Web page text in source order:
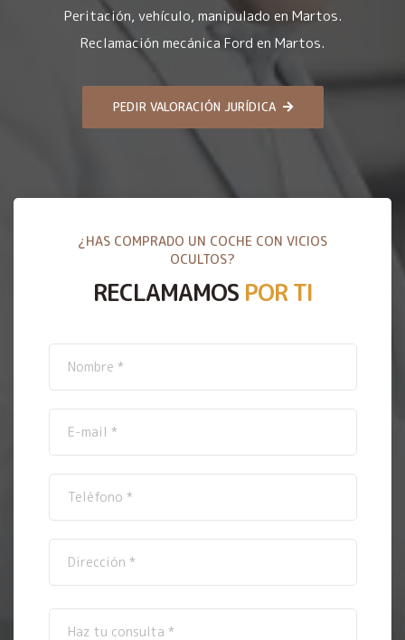
Peritación, vehículo, manipulado en Martos.
Reclamación mecánica Ford en Martos.
PEDIR VALORACIÓN JURÍDICA
¿HAS COMPRADO UN COCHE CON VICIOS
OCULTOS?
RECLAMAMOS POR TI